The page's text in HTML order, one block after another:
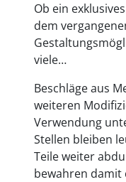
Ob ein
dem
viele…
Beschläge aus
weiteren
Verwendung
Stellen bleiben
Teile weiter
bewahren damit